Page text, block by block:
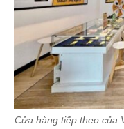
Cửa hàng tiếp theo của